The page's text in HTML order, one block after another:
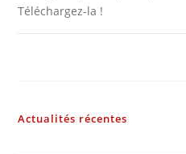
Téléchargez-la !
Actualités récentes